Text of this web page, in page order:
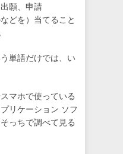
申請
当てること
単語だけでは、い
マホで使っている
リケーション ソフ
っちで調べて見る